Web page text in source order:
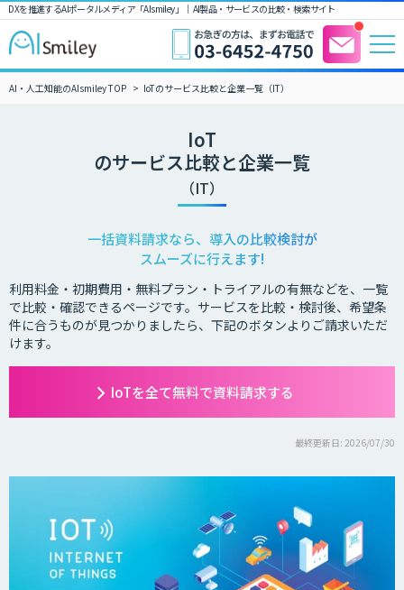
DXを推進するAIポータルメディア「AIsmiley」｜ AI製品・サービスの比較・検索サイト
AI・人工知能のAIsmiley TOP IoTのサービス比較と企業一覧（IT）
IoT
のサービス比較と企業一覧
（IT）
一括資料請求なら、導入の比較検討が
スムーズに行えます!
利用料金・初期費用・無料プラン・トライアルの有無などを、一覧
で比較・確認できるページです。サービスを比較・検討後、希望条
件に合うものが見つかりましたら、下記のボタンよりご請求いただ
けます。
IoTを全て無料で資料請求する
最終更新日: 2026/07/30